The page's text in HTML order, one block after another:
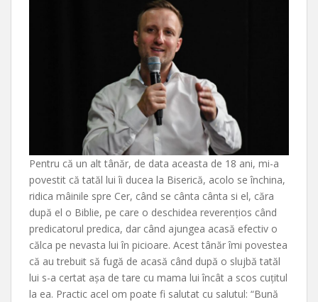
Pentru că un alt tânăr, de data aceasta de 18 ani, mi-a
povestit că tatăl lui îi ducea la Biserică, acolo se închina,
ridica mâinile spre Cer, când se cânta cânta si el, căra
după el o Biblie, pe care o deschidea reverențios când
predicatorul predica, dar când ajungea acasă efectiv o
călca pe nevasta lui în picioare. Acest tânăr îmi povestea
că au trebuit să fugă de acasă când după o slujbă tatăl
lui s-a certat așa de tare cu mama lui încât a scos cuțitul
la ea. Practic acel om poate fi salutat cu salutul: “Bună